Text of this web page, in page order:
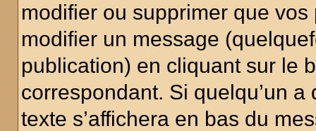
modifier ou supprimer que
modifier un message
publication) en cliquant sur le
correspondant. Si quelqu’un
texte s’affichera en bas du